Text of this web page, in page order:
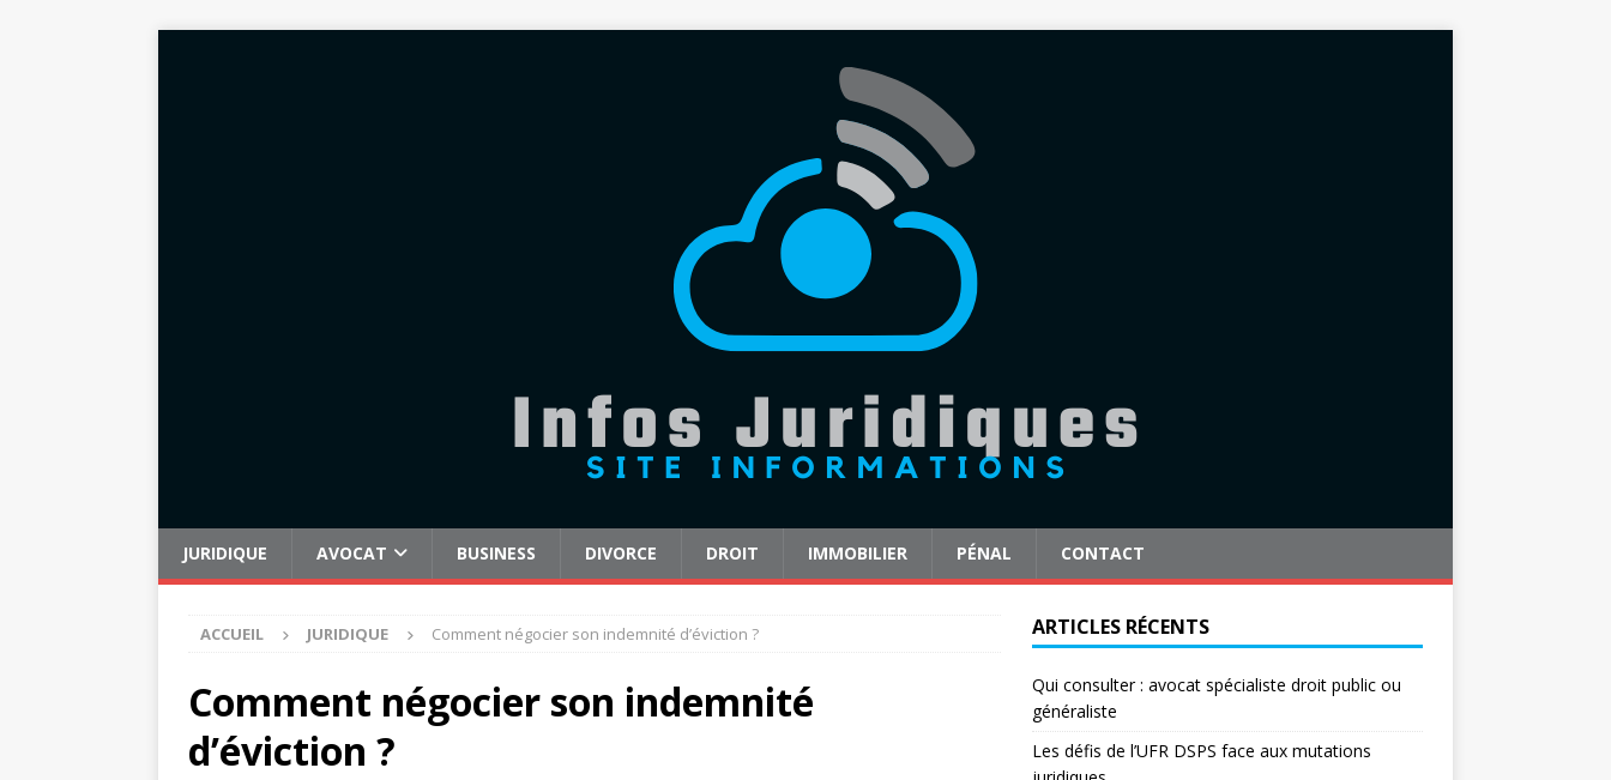
JURIDIQUE AVOCAT BUSINESS DIVORCE DROIT IMMOBILIER PÉNAL CONTACT
ACCUEIL JURIDIQUE Comment négocier son indemnité d’éviction ?
Comment négocier son indemnité
d’éviction ?
ARTICLES RÉCENTS
Qui consulter : avocat spécialiste droit public ou
généraliste
Les défis de l’UFR DSPS face aux mutations